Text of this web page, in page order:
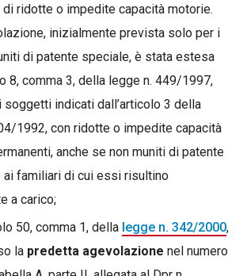
ridotte o impedite capacità motorie.
inizialmente prevista solo per i
di patente speciale, è stata estesa
8, comma 3, della legge n. 449/1997,
indicati dall’articolo 3 della
1992, con ridotte o impedite capacità
anche se non muniti di patente
ai familiari di cui essi risultino
a carico;
50, comma 1, della legge n. 342/2000,
la predetta agevolazione nel numero